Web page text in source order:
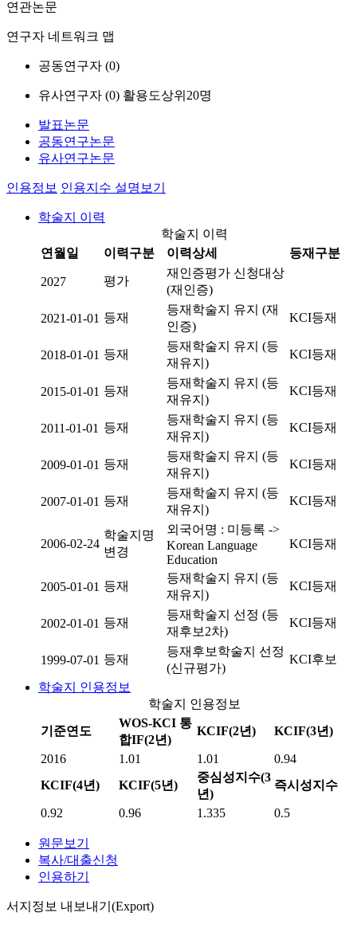
연관논문
연구자 네트워크 맵
공동연구자 (0)
유사연구자 (0) 활용도상위20명
발표논문
공동연구논문
유사연구논문
인용정보 인용지수 설명보기
학술지 이력
학술지 이력
연월일
이력구분 이력상세 등재구분
2027 평가
재인증평가 신청대상
(재인증)
2021-01-01 등재
등재학술지 유지 (재
인증)
KCI등재
2018-01-01 등재
등재학술지 유지 (등
재유지)
KCI등재
2015-01-01 등재
등재학술지 유지 (등
재유지)
KCI등재
2011-01-01 등재
등재학술지 유지 (등
재유지)
KCI등재
2009-01-01 등재
등재학술지 유지 (등
재유지)
KCI등재
2007-01-01 등재
등재학술지 유지 (등
재유지)
KCI등재
2006-02-24
학술지명
변경
외국어명 : 미등록 ->
Korean Language
Education
KCI등재
2005-01-01 등재
등재학술지 유지 (등
재유지)
KCI등재
2002-01-01 등재
등재학술지 선정 (등
재후보2차)
KCI등재
1999-07-01 등재
등재후보학술지 선정
(신규평가)
KCI후보
학술지 인용정보
학술지 인용정보
기준연도
WOS-KCI 통
합IF(2년)
KCIF(2년) KCIF(3년)
2016 1.01 1.01
0.94
KCIF(4년)
KCIF(5년)
중심성지수(3
년)
즉시성지수
0.92 0.96 1.335 0.5
원문보기
복사/대출신청
인용하기
서지정보 내보내기(Export)